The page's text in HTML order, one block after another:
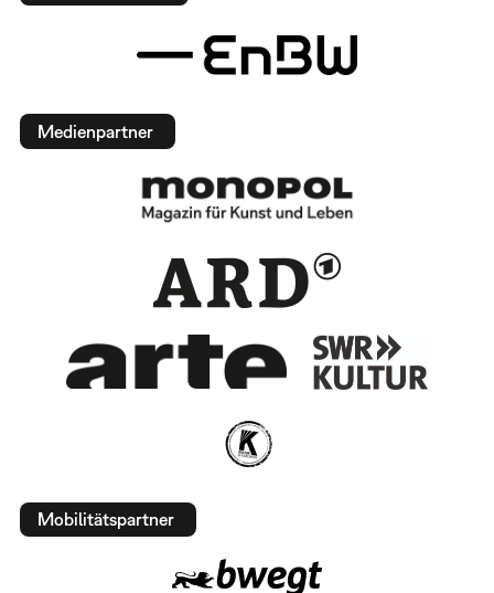
Medienpartner
Mobilitätspartner